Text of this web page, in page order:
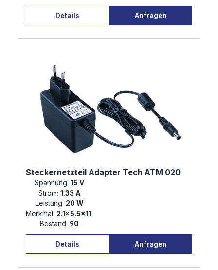
Details Anfragen
Steckernetzteil Adapter Tech ATM 020
Spannung: 15 V
Strom: 1.33 A
Leistung: 20 W
Merkmal: 2.1×5.5×11
Bestand: 90
Details Anfragen